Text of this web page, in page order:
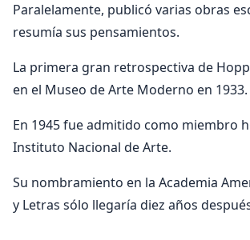
Paralelamente, publicó varias obras
resumía sus pensamientos.
La primera gran retrospectiva de
en el Museo de Arte Moderno en 1933.
En 1945 fue admitido como miembro
Instituto Nacional de Arte.
Su nombramiento en la Academia
y Letras sólo llegaría diez años